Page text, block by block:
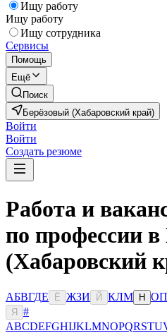
Ищу работу
Ищу работу
Ищу сотрудника
Сервисы
Помощь
Ещё
Поиск
Берёзовый (Хабаровский край)
Войти
Войти
Создать резюме
Работа и
по профессии в
(Хабаровский
АБВГДЕ Ё ЖЗИ Й КЛМ Н ОП
Я
#
ABCDEFGHIJKLMNOPQRSTU